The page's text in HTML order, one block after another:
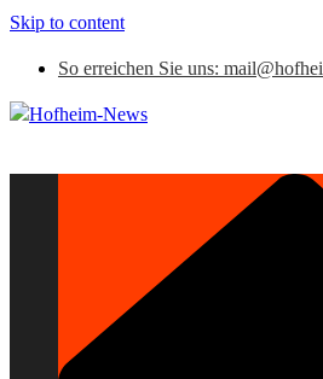
Skip to content
So erreichen Sie uns: